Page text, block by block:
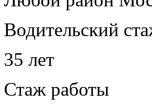
Водительский
35 лет
Стаж работы